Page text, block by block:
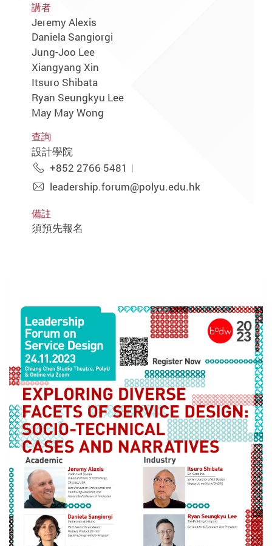
講者
Jeremy Alexis
Daniela Sangiorgi
Jung-Joo Lee
Xiangyang Xin
Itsuro Shibata
Ryan Seungkyu Lee
May May Wong
查詢
設計學院
+852 2766 5481
leadership.forum@polyu.edu.hk
備註
須預先報名